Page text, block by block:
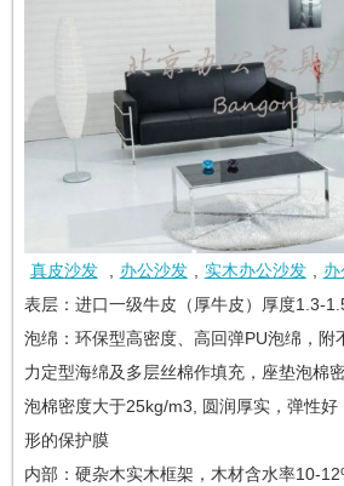
真皮沙发 , 办公沙发 , 实木办公沙发 ,
表层：进口一级牛皮（厚牛皮）厚度1.3-
泡绵：环保型高密度、高回弹PU泡绵，附
力定型海绵及多层丝棉作填充，座垫泡棉
泡棉密度大于25kg/m3, 圆润厚实，弹性
形的保护膜
内部：硬杂木实木框架，木材含水率10-